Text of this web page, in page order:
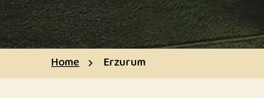
Home Erzurum